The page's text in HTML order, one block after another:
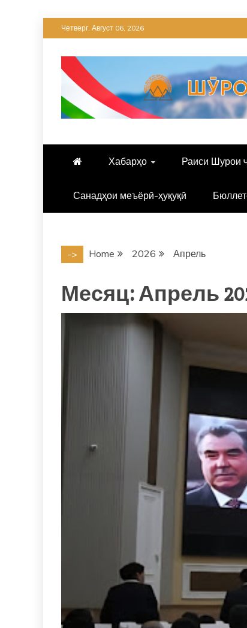
to
content
Четверг, Август 06, 2026
Хабарҳо Раиси Шурои
Санадҳои меъёрӣ-ҳуқуқӣ
-> Home 2026 Апрель
Месяц: Апрель